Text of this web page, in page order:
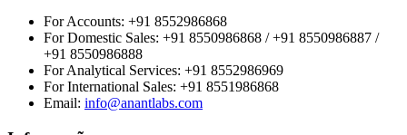
For Accounts: +91 8552986868
For Domestic Sales: +91 8550986868 / +91 8550986887 /
+91 8550986888
For Analytical Services: +91 8552986969
For International Sales: +91 8551986868
Email: info@anantlabs.com